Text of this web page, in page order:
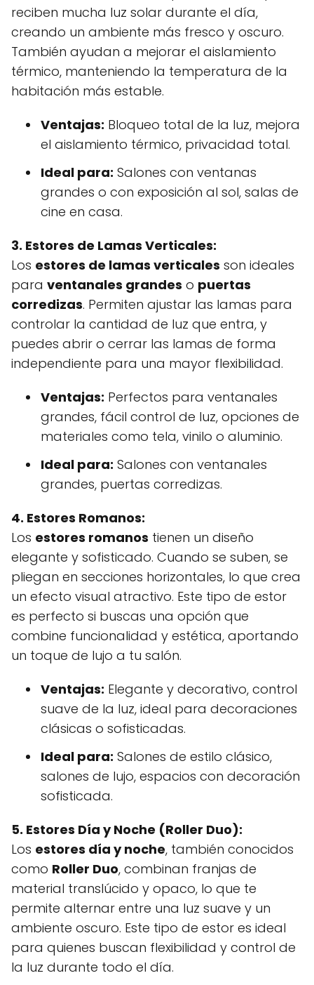
reciben mucha luz solar durante el día,
creando un ambiente más fresco y oscuro.
También ayudan a mejorar el aislamiento
térmico, manteniendo la temperatura de la
habitación más estable.
Ventajas: Bloqueo total de la luz, mejora
el aislamiento térmico, privacidad total.
Ideal para: Salones con ventanas
grandes o con exposición al sol, salas de
cine en casa.
3. Estores de Lamas Verticales:
Los estores de lamas verticales son ideales
para ventanales grandes o puertas
corredizas. Permiten ajustar las lamas para
controlar la cantidad de luz que entra, y
puedes abrir o cerrar las lamas de forma
independiente para una mayor flexibilidad.
Ventajas: Perfectos para ventanales
grandes, fácil control de luz, opciones de
materiales como tela, vinilo o aluminio.
Ideal para: Salones con ventanales
grandes, puertas corredizas.
4. Estores Romanos:
Los estores romanos tienen un diseño
elegante y sofisticado. Cuando se suben, se
pliegan en secciones horizontales, lo que crea
un efecto visual atractivo. Este tipo de estor
es perfecto si buscas una opción que
combine funcionalidad y estética, aportando
un toque de lujo a tu salón.
Ventajas: Elegante y decorativo, control
suave de la luz, ideal para decoraciones
clásicas o sofisticadas.
Ideal para: Salones de estilo clásico,
salones de lujo, espacios con decoración
sofisticada.
5. Estores Día y Noche (Roller Duo):
Los estores día y noche, también conocidos
como Roller Duo, combinan franjas de
material translúcido y opaco, lo que te
permite alternar entre una luz suave y un
ambiente oscuro. Este tipo de estor es ideal
para quienes buscan flexibilidad y control de
la luz durante todo el día.